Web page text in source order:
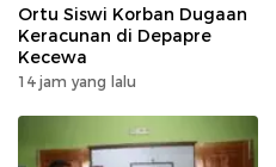
Ortu Siswi Korban Dugaan
Keracunan di Depapre
Kecewa
14 jam yang lalu